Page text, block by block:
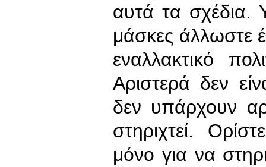
αυτά τα σχέδια.
μάσκες άλλωστε
εναλλακτικό
Αριστερά δεν
δεν υπάρχουν
στηριχτεί.
μόνο για να